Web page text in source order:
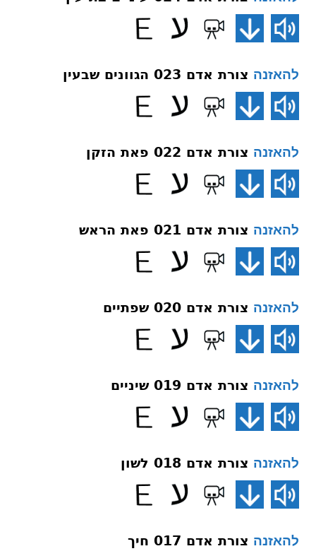
להאזנה צורת אדם 023 הגוונים שבעין
להאזנה צורת אדם 022 פאת הזקן
להאזנה צורת אדם 021 פאת הראש
להאזנה צורת אדם 020 שפתיים
להאזנה צורת אדם 019 שיניים
להאזנה צורת אדם 018 לשון
להאזנה צורת אדם 017 חיך